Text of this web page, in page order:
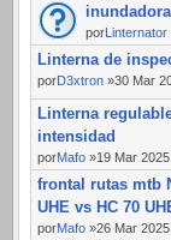
inundadora
por Linternator
Linterna de
porD3xtron »30 Mar
Linterna
intensidad
porMafo »19 Mar 2025
frontal rutas mtb
UHE vs HC 70
porMafo »26 Mar 2025